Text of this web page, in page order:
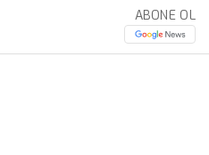
ABONE OL